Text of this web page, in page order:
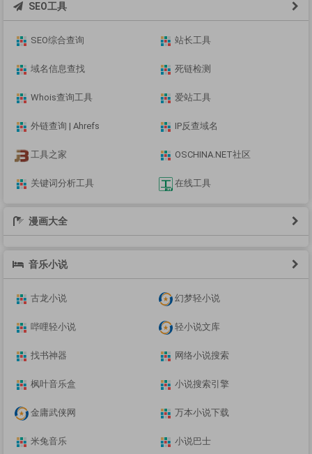
SEO工具
SEO综合查询 站长工具
域名信息查找 死链检测
Whois查询工具 爱站工具
外链查询 | Ahrefs IP反查域名
工具之家 OSCHINA.NET社区
关键词分析工具 在线工具
漫画大全
音乐小说
古龙小说 幻梦轻小说
哔哩轻小说 轻小说文库
找书神器 网络小说搜索
枫叶音乐盒 小说搜索引擎
金庸武侠网 万本小说下载
米兔音乐 小说巴士